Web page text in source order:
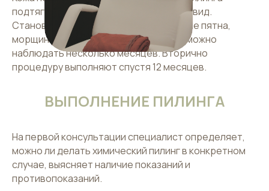
подтягивается и приобретает свежий вид.
Становятся менее заметны пигментные пятна,
морщины и следы прыщей. Результат можно
наблюдать несколько месяцев. Вторично
процедуру выполняют спустя 12 месяцев.
ВЫПОЛНЕНИЕ ПИЛИНГА
На первой консультации специалист определяет,
можно ли делать химический пилинг в конкретном
случае, выясняет наличие показаний и
противопоказаний.